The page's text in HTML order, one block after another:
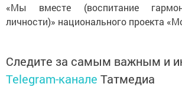
«Мы вместе (воспитание
личности)» национального проекта
Следите за самым важным и
Telegram-канале Татмедиа